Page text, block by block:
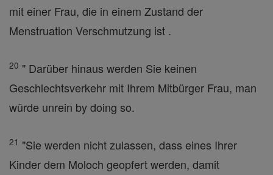
mit einer Frau, die in einem Zustand der
Menstruation Verschmutzung ist .
20 " Darüber hinaus werden Sie keinen
Geschlechtsverkehr mit Ihrem Mitbürger Frau, man
würde unrein by doing so.
21 "Sie werden nicht zulassen, dass eines Ihrer
Kinder dem Moloch geopfert werden, damit